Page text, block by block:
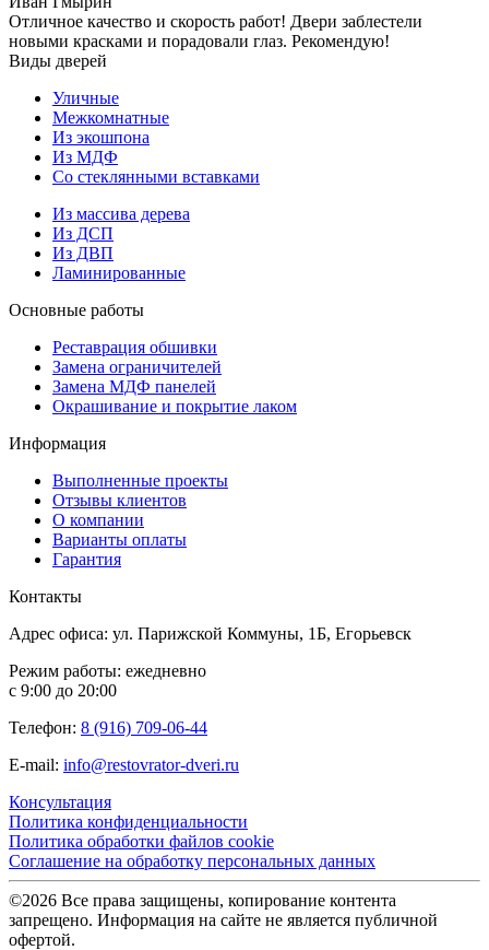
Отличное качество и скорость работ! Двери заблестели
новыми красками и порадовали глаз. Рекомендую!
Виды дверей
Уличные
Межкомнатные
Из экошпона
Из МДФ
Со стеклянными вставками
Из массива дерева
Из ДСП
Из ДВП
Ламинированные
Основные работы
Реставрация обшивки
Замена ограничителей
Замена МДФ панелей
Окрашивание и покрытие лаком
Информация
Выполненные проекты
Отзывы клиентов
О компании
Варианты оплаты
Гарантия
Контакты
Адрес офиса: ул. Парижской Коммуны, 1Б, Егорьевск
Режим работы: ежедневно
с 9:00 до 20:00
Телефон: 8 (916) 709-06-44
E-mail: info@restovrator-dveri.ru
Консультация
Политика конфиденциальности
Политика обработки файлов cookie
Соглашение на обработку персональных данных
©2026 Все права защищены, копирование контента
запрещено. Информация на сайте не является публичной
офертой.